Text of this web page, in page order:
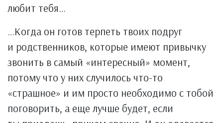
любит тебя…
…Когда он готов терпеть твоих подруг
и родственников, которые имеют привычку
звонить в самый «интересный» момент,
потому что у них случилось что-то
«страшное» и им просто необходимо с тобой
поговорить, а еще лучше будет, если